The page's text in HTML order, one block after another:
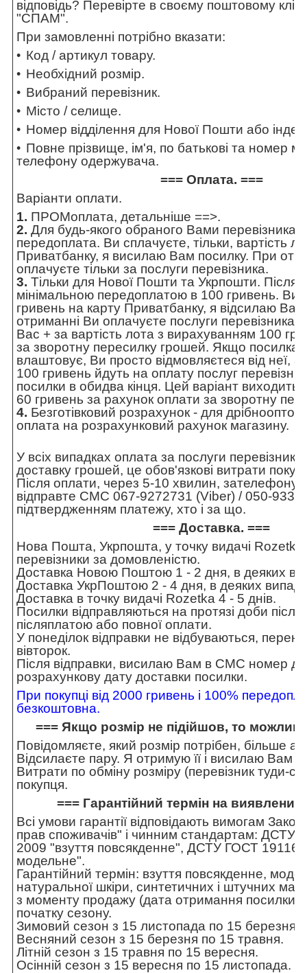
відповідь? Перевірте в своєму поштовому
"СПАМ".
При замовленні потрібно вказати:
Код / артикул товару.
Необхідний розмір.
Вибраний перевізник.
Місто / селище.
Номер відділення для Нової Пошти або
Повне прізвище, ім'я, по батькові та номер
телефону одержувача.
=== Оплата. ===
Варіанти оплати.
1. ПРОМоплата, детальніше ==>.
2. Для будь-якого обраного Вами перевізника
передоплата. Ви сплачуєте, тільки, вартість
Приватбанку, я висилаю Вам посилку. При
оплачуєте тільки за послуги перевізника.
3. Тільки для Нової Пошти та Укрпошти.
мінімальною передоплатою в 100 гривень. Ви
гривень на карту Приватбанку, я відсилаю
отриманні Ви оплачуєте послуги перевізника
Вас + за вартість лота з вирахуванням 100
за зворотну пересилку грошей. Якщо посилка
влаштовує, Ви просто відмовляєтеся від неї, а
100 гривень йдуть на оплату послуг
посилки в обидва кінця. Цей варіант
60 гривень за рахунок оплати за зворотну
4. Безготівковий розрахунок - для
оплата на розрахунковий рахунок магазину.
У всіх випадках оплата за послуги перевізника
доставку грошей, це обов'язкові витрати
Після оплати, через 5-10 хвилин,
відправте СМС 067-9272731 (Viber) / 050-
підтвердженням платежу, хто і за що.
=== Доставка. ===
Нова Пошта, Укрпошта, у точку видачі Rozetka,
перевізники за домовленістю.
Доставка Новою Поштою 1 - 2 дня, в деяких
Доставка УкрПоштою 2 - 4 дня, в деяких
Доставка в точку видачі Rozetka 4 - 5 днів.
Посилки відправляються на протязі доби
післяплатою або повної оплати.
У понеділок відправки не відбуваються,
вівторок.
Після відправки, висилаю Вам в СМС номер
розрахункову дату доставки посилки.
При покупці від 2000 гривень і 100%
безкоштовна.
=== Якщо розмір не підійшов, то
Повідомляєте, який розмір потрібен, більше
Відсилаєте пару. Я отримую її і висилаю Вам
Витрати по обміну розміру (перевізник туди-
покупця.
=== Гарантійний термін на виявлений
Всі умови гарантії відповідають вимогам
прав споживачів" і чинним стандартам: ДСТУ
2009 "взуття повсякденне", ДСТУ ГОСТ 19116-
модельне".
Гарантійний термін: взуття повсякденне,
натуральної шкіри, синтетичних і штучних
з моменту продажу (дата отримання посилки
початку сезону.
Зимовий сезон з 15 листопада по 15 березня.
Весняний сезон з 15 березня по 15 травня.
Літній сезон з 15 травня по 15 вересня.
Осінній сезон з 15 вересня по 15 листопада.